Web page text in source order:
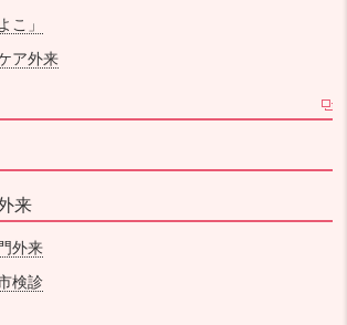
こ」
ア外来
来
外来
検診